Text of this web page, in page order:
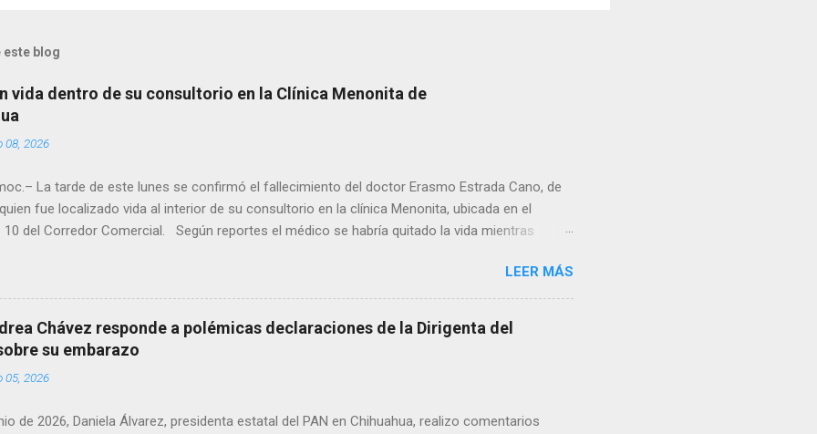
este blog
vida dentro de su consultorio en la Clínica Menonita de
08, 2026
La tarde de este lunes se confirmó el fallecimiento del doctor Erasmo Estrada Cano, de
fue localizado vida al interior de su consultorio en la clínica Menonita, ubicada en el
del Corredor Comercial. Según reportes el médico se habría quitado la vida mientras
ya sin signos vitales. Erasmo Estrada, quien se desempeñó como presidente del Club
el periodo 2023–2024, era un médico reconocido en la región.
LEER MÁS
Chávez responde a polémicas declaraciones de la Dirigenta del
su embarazo
05, 2026
de 2026, Daniela Álvarez, presidenta estatal del PAN en Chihuahua, realizo comentarios